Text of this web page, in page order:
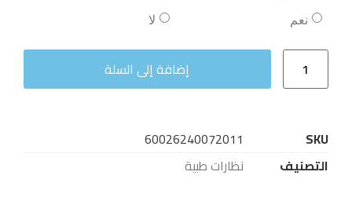
لا نعم
إضافة إلى السلة
SKU
60026240072011
التصنيف
نظارات طبية